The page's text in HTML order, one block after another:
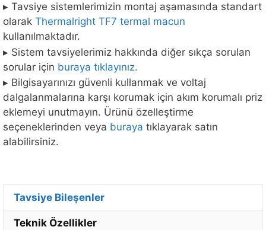
▸ Tavsiye sistemlerimizin montaj aşamasında standart
olarak Thermalright TF7 termal macun
kullanılmaktadır.
▸ Sistem tavsiyelerimiz hakkında diğer sıkça sorulan
sorular için buraya tıklayınız.
▸ Bilgisayarınızı güvenli kullanmak ve voltaj
dalgalanmalarına karşı korumak için akım korumalı priz
eklemeyi unutmayın. Ürünü özelleştirme
seçeneklerinden veya buraya tıklayarak satın
alabilirsiniz.
Tavsiye Bileşenler
Teknik Özellikler